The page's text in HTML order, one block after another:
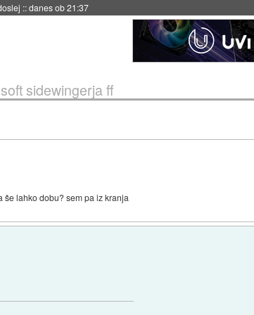
::danes ob 21:37
sidewingerja ff
še lahko dobu? sem pa iz kranja